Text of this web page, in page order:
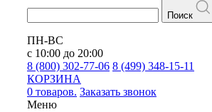
Поиск
ПН-ВС
с 10:00 до 20:00
8 (800) 302-77-06 8 (499) 348-15-11
КОРЗИНА
0 товаров. Заказать звонок
Меню